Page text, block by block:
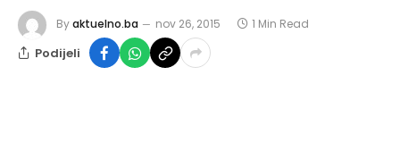
Byaktuelno.ba nov 26, 2015 1 Min Read
Podijeli